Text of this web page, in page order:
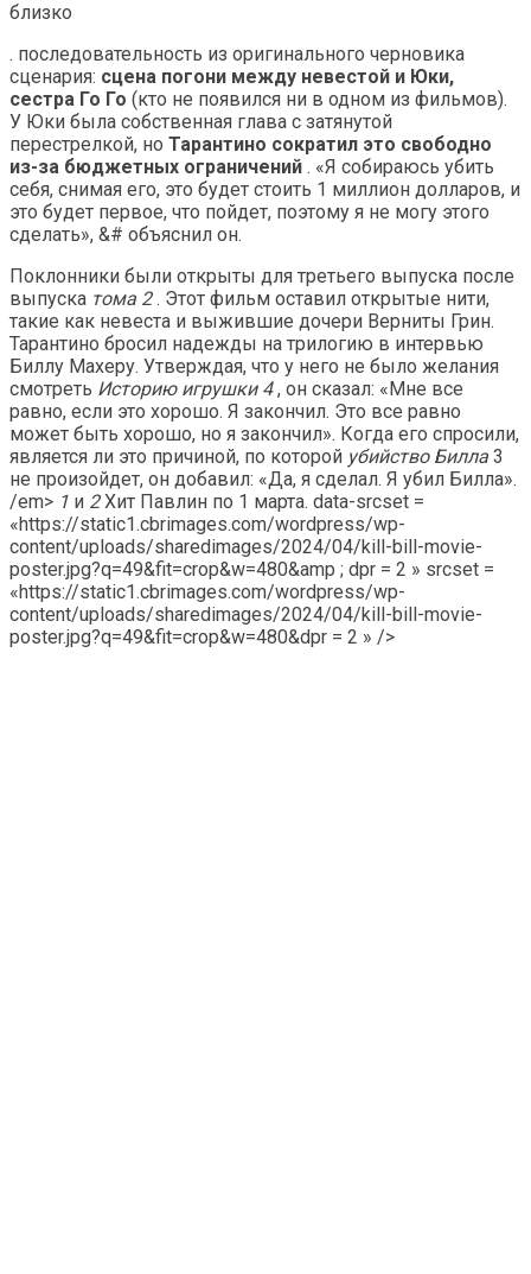
близко
. последовательность из оригинального черновика
сценария: сцена погони между невестой и Юки,
сестра Го Го (кто не появился ни в одном из фильмов).
У Юки была собственная глава с затянутой
перестрелкой, но Тарантино сократил это свободно
из-за бюджетных ограничений . «Я собираюсь убить
себя, снимая его, это будет стоить 1 миллион долларов, и
это будет первое, что пойдет, поэтому я не могу этого
сделать», &# объяснил он.
Поклонники были открыты для третьего выпуска после
выпуска тома 2 . Этот фильм оставил открытые нити,
такие как невеста и выжившие дочери Верниты Грин.
Тарантино бросил надежды на трилогию в интервью
Биллу Махеру. Утверждая, что у него не было желания
смотреть Историю игрушки 4, он сказал: «Мне все
равно, если это хорошо. Я закончил. Это все равно
может быть хорошо, но я закончил». Когда его спросили,
является ли это причиной, по которой убийство Билла 3
не произойдет, он добавил: «Да, я сделал. Я убил Билла».
/em> 1 и 2Хит Павлин по 1 марта. data-srcset =
«https://static1.cbrimages.com/wordpress/wp-
content/uploads/sharedimages/2024/04/kill-bill-movie-
poster.jpg?q=49&fit=crop&w=480&amp ; dpr = 2 » srcset =
«https://static1.cbrimages.com/wordpress/wp-
content/uploads/sharedimages/2024/04/kill-bill-movie-
poster.jpg?q=49&fit=crop&w=480&dpr = 2 » />